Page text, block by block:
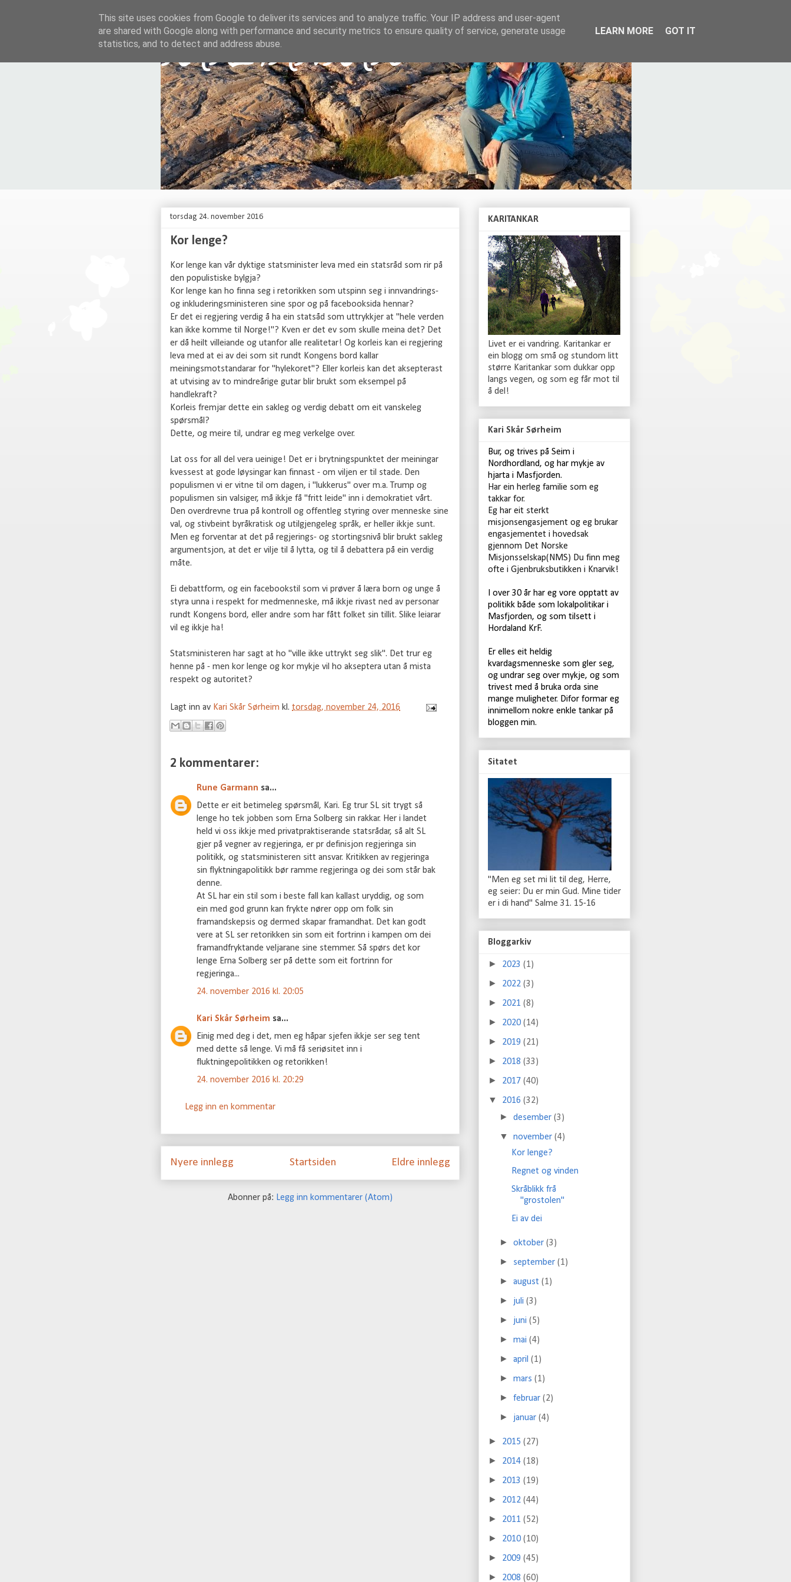
KARITANKAR
torsdag 24. november 2016
Kor lenge?
Kor lenge kan vår dyktige statsminister leva med ein statsråd som rir på
den populistiske bylgja?
Kor lenge kan ho finna seg i retorikken som utspinn seg i innvandrings-
og inkluderingsministeren sine spor og på facebooksida hennar?
Er det ei regjering verdig å ha ein statsåd som uttrykkjer at "hele verden
kan ikke komme til Norge!"? Kven er det ev som skulle meina det? Det
er då heilt villeiande og utanfor alle realitetar! Og korleis kan ei regjering
leva med at ei av dei som sit rundt Kongens bord kallar
meiningsmotstandarar for "hylekoret"? Eller korleis kan det aksepterast
at utvising av to mindreårige gutar blir brukt som eksempel på
handlekraft?
Korleis fremjar dette ein sakleg og verdig debatt om eit vanskeleg
spørsmål?
Dette, og meire til, undrar eg meg verkelge over.
Lat oss for all del vera ueinige! Det er i brytningspunktet der meiningar
kvessest at gode løysingar kan finnast - om viljen er til stade. Den
populismen vi er vitne til om dagen, i "lukkerus" over m.a. Trump og
populismen sin valsiger, må ikkje få "fritt leide" inn i demokratiet vårt.
Den overdrevne trua på kontroll og offentleg styring over menneske sine
val, og stivbeint byråkratisk og utilgjengeleg språk, er heller ikkje sunt.
Men eg forventar at det på regjerings- og stortingsnivå blir brukt sakleg
argumentsjon, at det er vilje til å lytta, og til å debattera på ein verdig
måte.
Ei debattform, og ein facebookstil som vi prøver å læra born og unge å
styra unna i respekt for medmenneske, må ikkje rivast ned av personar
rundt Kongens bord, eller andre som har fått folket sin tillit. Slike leiarar
vil eg ikkje ha!
Statsministeren har sagt at ho "ville ikke uttrykt seg slik". Det trur eg
henne på - men kor lenge og kor mykje vil ho akseptera utan å mista
respekt og autoritet?
Lagt inn av Kari Skår Sørheim kl. torsdag, november 24, 2016
2 kommentarer:
Rune Garmann sa...
Dette er eit betimeleg spørsmål, Kari. Eg trur SL sit trygt så
lenge ho tek jobben som Erna Solberg sin rakkar. Her i landet
held vi oss ikkje med privatpraktiserande statsrådar, så alt SL
gjer på vegner av regjeringa, er pr definisjon regjeringa sin
politikk, og statsministeren sitt ansvar. Kritikken av regjeringa
sin flyktningapolitikk bør ramme regjeringa og dei som står bak
denne.
At SL har ein stil som i beste fall kan kallast uryddig, og som
ein med god grunn kan frykte nører opp om folk sin
framandskepsis og dermed skapar framandhat. Det kan godt
vere at SL ser retorikken sin som eit fortrinn i kampen om dei
framandfryktande veljarane sine stemmer. Så spørs det kor
lenge Erna Solberg ser på dette som eit fortrinn for
regjeringa...
24. november 2016 kl. 20:05
Kari Skår Sørheim sa...
Einig med deg i det, men eg håpar sjefen ikkje ser seg tent
med dette så lenge. Vi må få seriøsitet inn i
fluktningepolitikken og retorikken!
24. november 2016 kl. 20:29
Legg inn en kommentar
Nyere innlegg Eldre innlegg
Startsiden
Abonner på: Legg inn kommentarer (Atom)
KARITANKAR
Livet er ei vandring. Karitankar er
ein blogg om små og stundom litt
større Karitankar som dukkar opp
langs vegen, og som eg får mot til
å del!
Kari Skår Sørheim
Bur, og trives på Seim i
Nordhordland, og har mykje av
hjarta i Masfjorden.
Har ein herleg familie som eg
takkar for.
Eg har eit sterkt
misjonsengasjement og eg brukar
engasjementet i hovedsak
gjennom Det Norske
Misjonsselskap(NMS) Du finn meg
ofte i Gjenbruksbutikken i Knarvik!
I over 30 år har eg vore opptatt av
politikk både som lokalpolitikar i
Masfjorden, og som tilsett i
Hordaland KrF.
Er elles eit heldig
kvardagsmenneske som gler seg,
og undrar seg over mykje, og som
trivest med å bruka orda sine
mange muligheter. Difor formar eg
innimellom nokre enkle tankar på
bloggen min.
Sitatet
"Men eg set mi lit til deg, Herre,
eg seier: Du er min Gud. Mine tider
er i di hand" Salme 31. 15-16
Bloggarkiv
► 2023 (1)
► 2022 (3)
► 2021 (8)
► 2020 (14)
► 2019 (21)
► 2018 (33)
► 2017 (40)
▼ 2016 (32)
►desember(3)
▼november(4)
Kor lenge?
Regnet og vinden
Skråblikk frå
"grostolen"
Ei av dei
►oktober(3)
► september(1)
►august(1)
► juli(3)
► juni(5)
►mai(4)
►april(1)
►mars(1)
►februar(2)
► januar(4)
► 2015 (27)
► 2014 (18)
► 2013 (19)
► 2012 (44)
► 2011 (52)
► 2010 (10)
► 2009 (45)
► 2008 (60)
This site uses cookies from Google to deliver its services and to analyze traffic. Your IP address and user-agent
are shared with Google along with performance and security metrics to ensure quality of service, generate usage
statistics, and to detect and address abuse.
LEARN MORE GOT IT